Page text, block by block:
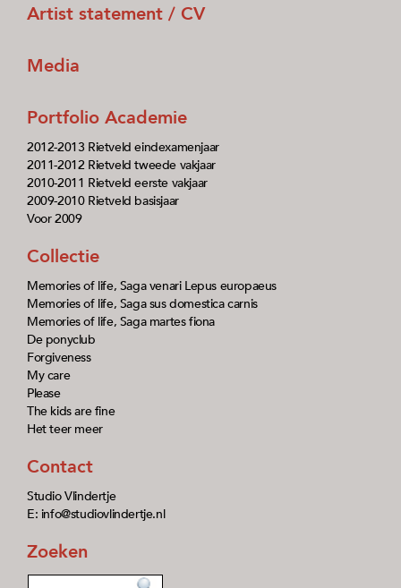
Artist statement / CV
Media
Portfolio Academie
2012-2013 Rietveld eindexamenjaar
2011-2012 Rietveld tweede vakjaar
2010-2011 Rietveld eerste vakjaar
2009-2010 Rietveld basisjaar
Voor 2009
Collectie
Memories of life, Saga venari Lepus europaeus
Memories of life, Saga sus domestica carnis
Memories of life, Saga martes fiona
De ponyclub
Forgiveness
My care
Please
The kids are fine
Het teer meer
Contact
Studio Vlindertje
E: info@studiovlindertje.nl
Zoeken